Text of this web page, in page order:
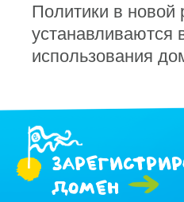
Политики в
устанавливаются
использования
ДОМЕН